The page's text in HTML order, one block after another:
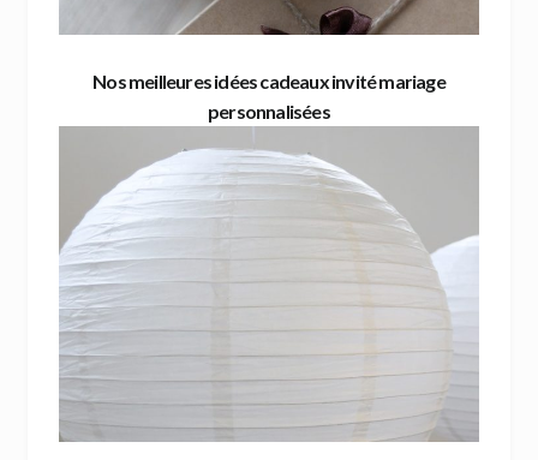
Nos meilleures idées cadeaux invité mariage
personnalisées